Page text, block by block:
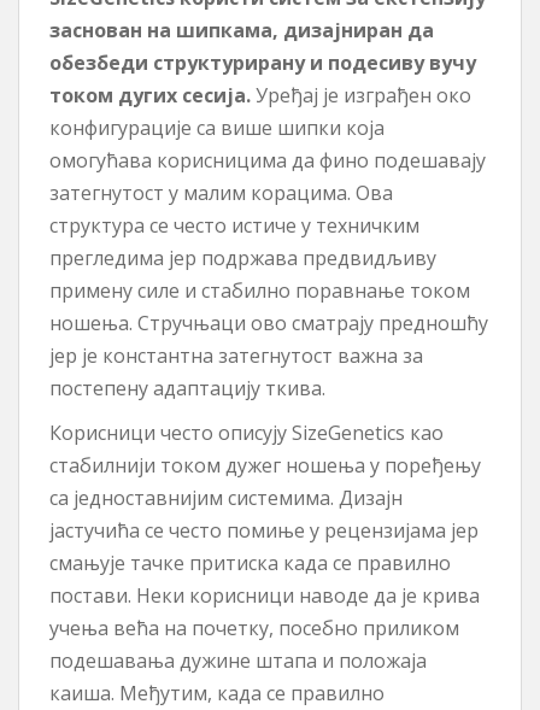
заснован на шипкама, дизајниран да
обезбеди структурирану и подесиву вучу
током дугих сесија.Уређај је изграђен око
конфигурације са више шипки која
омогућава корисницима да фино подешавају
затегнутост у малим корацима. Ова
структура се често истиче у техничким
прегледима јер подржава предвидљиву
примену силе и стабилно поравнање током
ношења. Стручњаци ово сматрају предношћу
јер је константна затегнутост важна за
постепену адаптацију ткива.
Корисници често описују SizeGenetics као
стабилнији током дужег ношења у поређењу
са једноставнијим системима. Дизајн
јастучића се често помиње у рецензијама јер
смањује тачке притиска када се правилно
постави. Неки корисници наводе да је крива
учења већа на почетку, посебно приликом
подешавања дужине штапа и положаја
каиша. Међутим, када се правилно